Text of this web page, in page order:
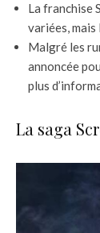
La franchise
variées, mais
Malgré les
annoncée
plus
La saga